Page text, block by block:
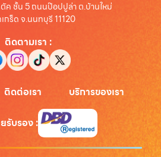
ตัค ชั้น 5 ถนนป๊อปปูล่า ต.บ้านใหม่
กร็ด จ.นนทบุรี 11120
ติดตามเรา :
ติดต่อเรา บริการของเรา
รับรอง: